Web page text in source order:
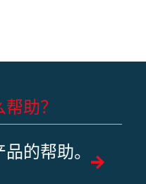
助？
的帮助。